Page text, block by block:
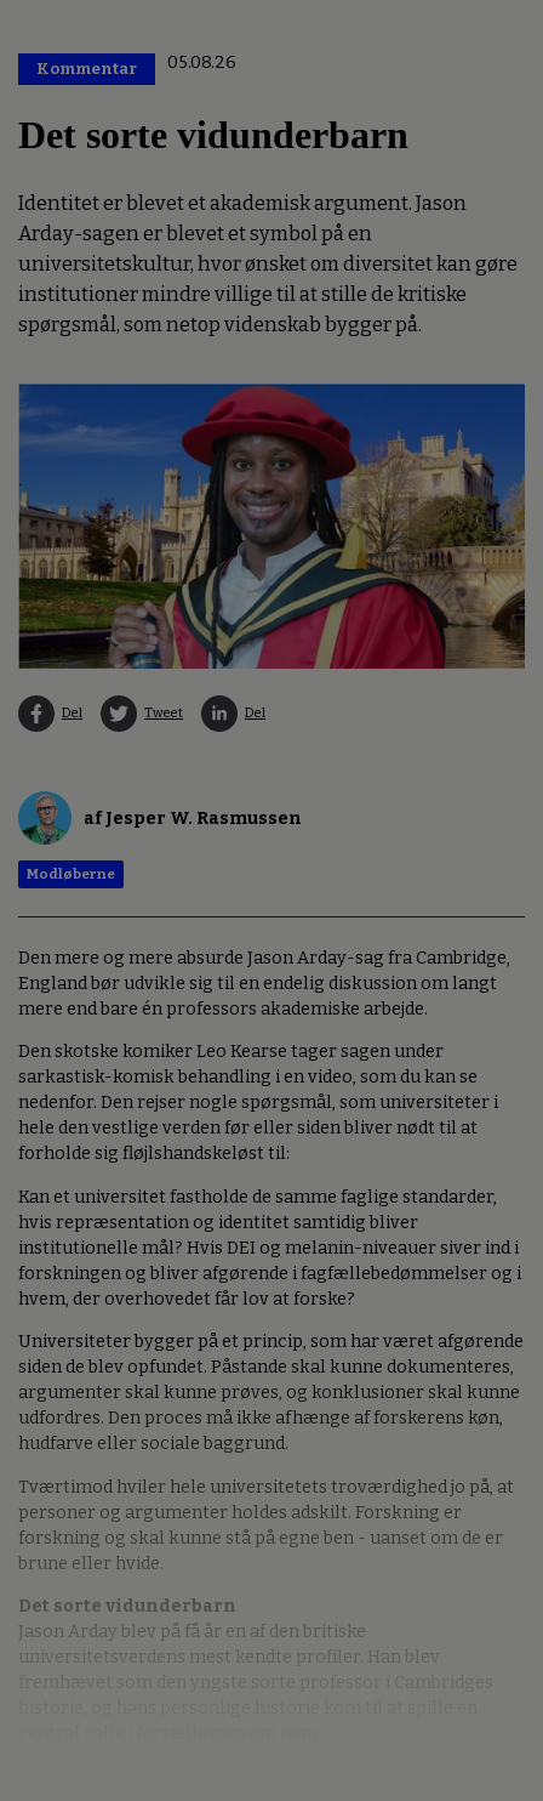
Kommentar 05.08.26
Det sorte vidunderbarn
Identitet er blevet et akademisk argument. Jason
Arday-sagen er blevet et symbol på en
universitetskultur, hvor ønsket om diversitet kan gøre
institutioner mindre villige til at stille de kritiske
spørgsmål, som netop videnskab bygger på.
Del Tweet Del
af Jesper W. Rasmussen
Modløberne
Den mere og mere absurde Jason Arday-sag fra Cambridge,
England bør udvikle sig til en endelig diskussion om langt
mere end bare én professors akademiske arbejde.
Den skotske komiker Leo Kearse tager sagen under
sarkastisk-komisk behandling i en video, som du kan se
nedenfor. Den rejser nogle spørgsmål, som universiteter i
hele den vestlige verden før eller siden bliver nødt til at
forholde sig fløjlshandskeløst til:
Kan et universitet fastholde de samme faglige standarder,
hvis repræsentation og identitet samtidig bliver
institutionelle mål? Hvis DEI og melanin-niveauer siver ind i
forskningen og bliver afgørende i fagfællebedømmelser og i
hvem, der overhovedet får lov at forske?
Universiteter bygger på et princip, som har været afgørende
siden de blev opfundet. Påstande skal kunne dokumenteres,
argumenter skal kunne prøves, og konklusioner skal kunne
udfordres. Den proces må ikke afhænge af forskerens køn,
hudfarve eller sociale baggrund.
Tværtimod hviler hele universitetets troværdighed jo på, at
personer og argumenter holdes adskilt. Forskning er
forskning og skal kunne stå på egne ben - uanset om de er
brune eller hvide.
Det sorte vidunderbarn
Jason Arday blev på få år en af den britiske
universitetsverdens mest kendte profiler. Han blev